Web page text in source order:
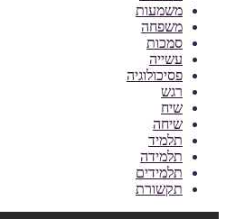
משמעות
משפחה
סמכות
עשייה
פסיכולוגיה
רגש
שיח
שיחה
תלמיד
תלמידה
תלמידים
תקשורת